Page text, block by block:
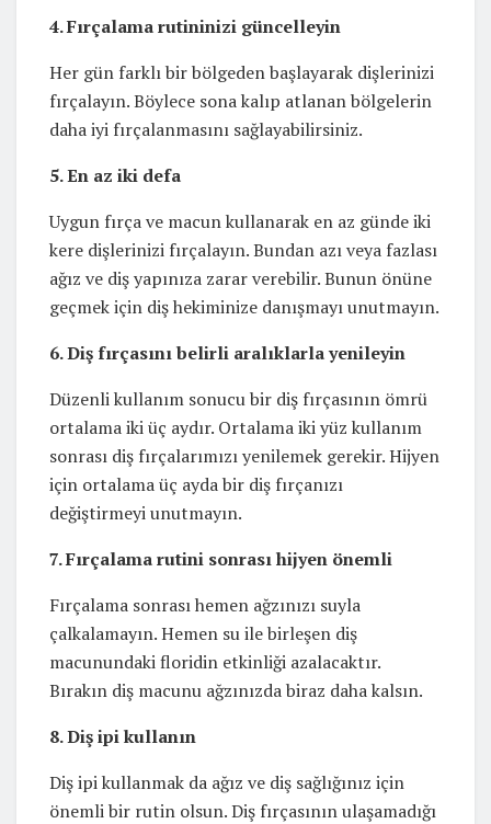
4. Fırçalama rutininizi güncelleyin
Her gün farklı bir bölgeden başlayarak dişlerinizi
fırçalayın. Böylece sona kalıp atlanan bölgelerin
daha iyi fırçalanmasını sağlayabilirsiniz.
5. En az iki defa
Uygun fırça ve macun kullanarak en az günde iki
kere dişlerinizi fırçalayın. Bundan azı veya fazlası
ağız ve diş yapınıza zarar verebilir. Bunun önüne
geçmek için diş hekiminize danışmayı unutmayın.
6. Diş fırçasını belirli aralıklarla yenileyin
Düzenli kullanım sonucu bir diş fırçasının ömrü
ortalama iki üç aydır. Ortalama iki yüz kullanım
sonrası diş fırçalarımızı yenilemek gerekir. Hijyen
için ortalama üç ayda bir diş fırçanızı
değiştirmeyi unutmayın.
7. Fırçalama rutini sonrası hijyen önemli
Fırçalama sonrası hemen ağzınızı suyla
çalkalamayın. Hemen su ile birleşen diş
macunundaki floridin etkinliği azalacaktır.
Bırakın diş macunu ağzınızda biraz daha kalsın.
8. Diş ipi kullanın
Diş ipi kullanmak da ağız ve diş sağlığınız için
önemli bir rutin olsun. Diş fırçasının ulaşamadığı